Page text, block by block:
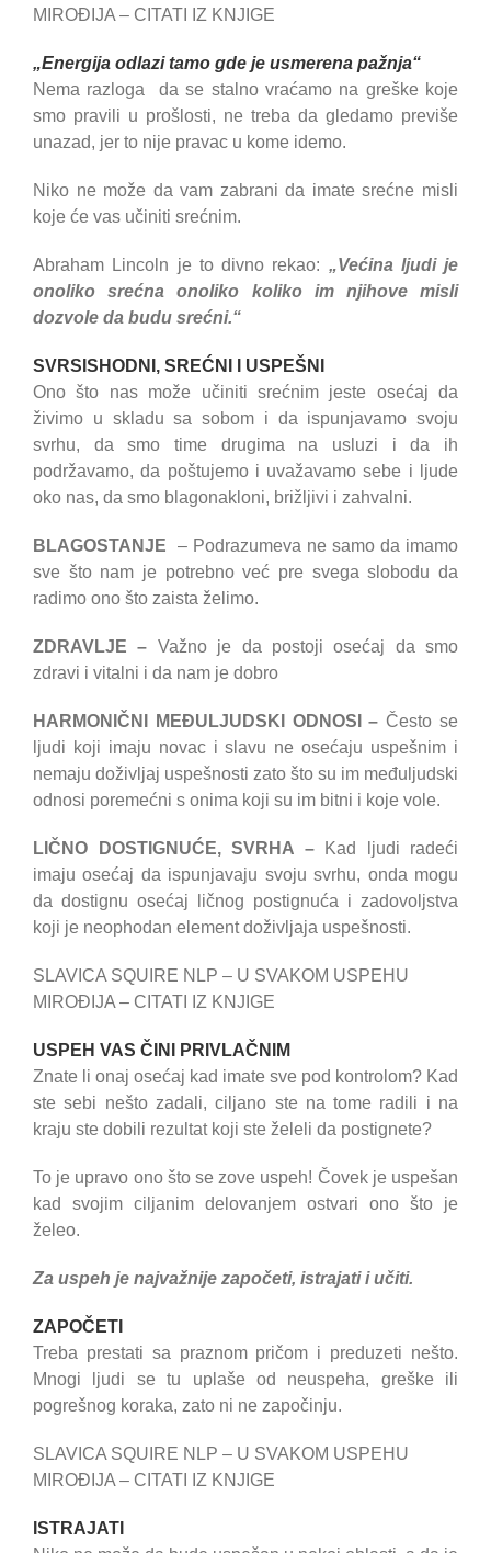
MIROĐIJA – CITATI IZ KNJIGE
„Energija odlazi tamo gde je usmerena pažnja“
Nema razloga da se stalno vraćamo na greške koje
smo pravili u prošlosti, ne treba da gledamo previše
unazad, jer to nije pravac u kome idemo.
Niko ne može da vam zabrani da imate srećne misli
koje će vas učiniti srećnim.
Abraham Lincoln je to divno rekao: „Većina ljudi je
onoliko srećna onoliko koliko im njihove misli
dozvole da budu srećni.“
SVRSISHODNI, SREĆNI I USPEŠNI
Ono što nas može učiniti srećnim jeste osećaj da
živimo u skladu sa sobom i da ispunjavamo svoju
svrhu, da smo time drugima na usluzi i da ih
podržavamo, da poštujemo i uvažavamo sebe i ljude
oko nas, da smo blagonakloni, brižljivi i zahvalni.
BLAGOSTANJE
– Podrazumeva ne samo da imamo
sve što nam je potrebno već pre svega slobodu da
radimo ono što zaista želimo.
ZDRAVLJE – Važno je da postoji osećaj da smo
zdravi i vitalni i da nam je dobro
HARMONIČNI MEĐULJUDSKI ODNOSI – Često se
ljudi koji imaju novac i slavu ne osećaju uspešnim i
nemaju doživljaj uspešnosti zato što su im međuljudski
odnosi poremećni s onima koji su im bitni i koje vole.
LIČNO DOSTIGNUĆE, SVRHA –
Kad ljudi radeći
imaju osećaj da ispunjavaju svoju svrhu, onda mogu
da dostignu osećaj ličnog postignuća i zadovoljstva
koji je neophodan element doživljaja uspešnosti.
SLAVICA SQUIRE NLP – U SVAKOM USPEHU
MIROĐIJA – CITATI IZ KNJIGE
USPEH VAS ČINI PRIVLAČNIM
Znate li onaj osećaj kad imate sve pod kontrolom? Kad
ste sebi nešto zadali, ciljano ste na tome radili i na
kraju ste dobili rezultat koji ste želeli da postignete?
To je upravo ono što se zove uspeh! Čovek je uspešan
kad svojim ciljanim delovanjem ostvari ono što je
želeo.
Za uspeh je najvažnije započeti, istrajati i učiti.
ZAPOČETI
Treba prestati sa praznom pričom i preduzeti nešto.
Mnogi ljudi se tu uplaše od neuspeha, greške ili
pogrešnog koraka, zato ni ne započinju.
SLAVICA SQUIRE NLP – U SVAKOM USPEHU
MIROĐIJA – CITATI IZ KNJIGE
ISTRAJATI